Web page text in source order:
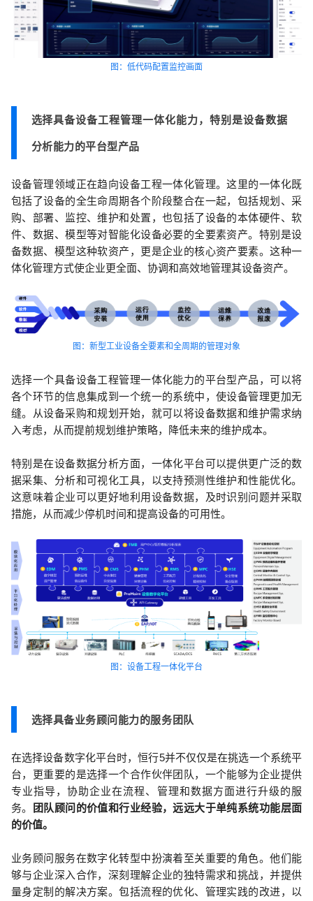
图：低代码配置监控画面
选择具备设备工程管理一体化能力，特别是设备数据
分析能力的平台型产品
设备管理领域正在趋向设备工程一体化管理。这里的一体化既
包括了设备的全生命周期各个阶段整合在一起，包括规划、采
购、部署、监控、维护和处置，也包括了设备的本体硬件、软
件、数据、模型等对智能化设备必要的全要素资产。特别是设
备数据、模型这种软资产，更是企业的核心资产要素。这种一
体化管理方式使企业更全面、协调和高效地管理其设备资产。
图：新型工业设备全要素和全周期的管理对象
选择一个具备设备工程管理一体化能力的平台型产品，可以将
各个环节的信息集成到一个统一的系统中，使设备管理更加无
缝。从设备采购和规划开始，就可以将设备数据和维护需求纳
入考虑，从而提前规划维护策略，降低未来的维护成本。
特别是在设备数据分析方面，一体化平台可以提供更广泛的数
据采集、分析和可视化工具，以支持预测性维护和性能优化。
这意味着企业可以更好地利用设备数据，及时识别问题并采取
措施，从而减少停机时间和提高设备的可用性。
图：设备工程一体化平台
选择具备业务顾问能力的服务团队
在选择设备数字化平台时，恒行5并不仅仅是在挑选一个系统平
台，更重要的是选择一个合作伙伴团队，一个能够为企业提供
专业指导，协助企业在流程、管理和数据方面进行升级的服
务。
团队顾问的价值和行业经验，远远大于单纯系统功能层面
的价值。
业务顾问服务在数字化转型中扮演着至关重要的角色。他们能
够与企业深入合作，深刻理解企业的独特需求和挑战，并提供
量身定制的解决方案。包括流程的优化、管理实践的改进，以